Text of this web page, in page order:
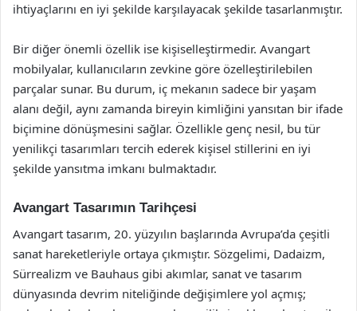
ihtiyaçlarını en iyi şekilde karşılayacak şekilde tasarlanmıştır.
Bir diğer önemli özellik ise kişiselleştirmedir. Avangart
mobilyalar, kullanıcıların zevkine göre özelleştirilebilen
parçalar sunar. Bu durum, iç mekanın sadece bir yaşam
alanı değil, aynı zamanda bireyin kimliğini yansıtan bir ifade
biçimine dönüşmesini sağlar. Özellikle genç nesil, bu tür
yenilikçi tasarımları tercih ederek kişisel stillerini en iyi
şekilde yansıtma imkanı bulmaktadır.
Avangart Tasarımın Tarihçesi
Avangart tasarım, 20. yüzyılın başlarında Avrupa’da çeşitli
sanat hareketleriyle ortaya çıkmıştır. Sözgelimi, Dadaizm,
Sürrealizm ve Bauhaus gibi akımlar, sanat ve tasarım
dünyasında devrim niteliğinde değişimlere yol açmış;